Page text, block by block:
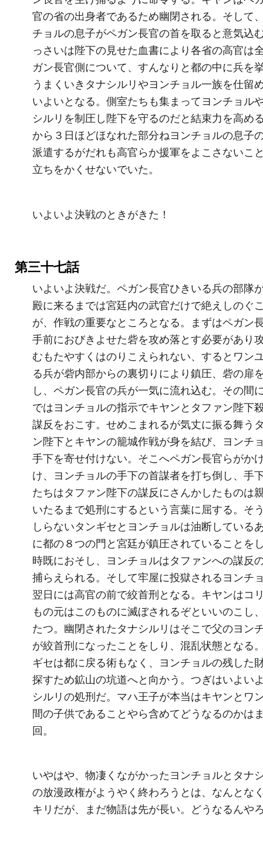
官の省の出身者であるため幽閉される。そして
チョルの息子がペガン長官の首を取ると意気込
っさいは陛下の見せた血書により各省の高官は
ガン長官側について、すんなりと都の中に兵を
うまくいきタナシルリやヨンチョル一族を仕留
いよいとなる。側室たちも集まってヨンチョル
シルリを制圧し陛下を守るのだと結束力を高め
から３日ほどほなれた部分ねヨンチョルの息子
派遣するがだれも高官らか援軍をよこさないこ
立ちをかくせないでいた。
いよいよ決戦のときがきた！
第三十七話
いよいよ決戦だ。ペガン長官ひきいる兵の部隊
殿に来るまでは宮廷内の武官だけで絶えしのぐ
が、作戦の重要なところとなる。まずはペガン
手前におびきよせた砦を攻め落とす必要があり
むもたやすくはのりこえられない、するとワン
る兵が砦内部からの裏切りにより鎮圧、砦の扉
し、ペガン長官の兵が一気に流れ込む。その間
ではヨンチョルの指示でキヤンとタファン陛下
謀反をおこす。せめこまれるが気丈に振る舞う
ン陛下とキヤンの籠城作戦が身を結び、ヨンチ
手下を寄せ付けない。そこへペガン長官らがか
け、ヨンチョルの手下の首謀者を打ち倒し、手
たちはタファン陛下の謀反にさんかしたものは
いたるまで処刑にするという言葉に屈する。そ
しらないタンギセとヨンチョルは油断している
に都の８つの門と宮廷が鎮圧されていることを
時既におそし、ヨンチョルはタファンへの謀反
捕らえられる。そして牢屋に投獄されるヨンチ
翌日には高官の前で絞首刑となる。キヤンはコ
もの元はこのものに滅ぼされるぞといいのこし
たつ。幽閉されたタナシルリはそこで父のヨン
が絞首刑になったことをしり、混乱状態となる
ギセは都に戻る術もなく、ヨンチョルの残した
探すため鉱山の坑道へと向かう。つぎはいよい
シルリの処刑だ。マハ王子が本当はキヤンとワ
間の子供であることやら含めてどうなるのかは
回。
いやはや、物凄くながかったヨンチョルとタナ
の放漫政権がようやく終わろうとは、なんとな
キリだが、まだ物語は先が長い。どうなるんや